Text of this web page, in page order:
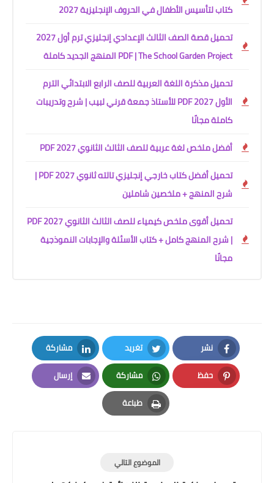
كتاب لتأسيس الأطفال في الحروف الإنجليزية 2027
تحميل قصة الصف الثالث الإعدادي إنجليزي ترم أول 2027
PDF | The School Garden Project المنهج الجديد كاملة
تحميل مذكرة اللغة العربية للصف الرابع الابتدائي الترم
الأول 2027 PDF للأستاذ جمعة قرني لبيب | شرح وتدريبات
كاملة مجانًا
أفضل ملخص لغة عربية للصف الثالث الثانوي 2027 PDF
تحميل أفضل كتاب خارجي إنجليزي تالته ثانوي 2027 PDF |
شرح المنهج + ملخصين شاملين
تحميل أقوى ملخص كيمياء للصف الثالث الثانوي 2027 PDF
| شرح المنهج كامل + كتاب الأسئلة والإجابات النموذجية
مجانًا
نشر
Facebook
تغريد
Twitter
مشاركة
LinkedIn
حفظ
Pinterest
مشاركة
Whatsapp
إرسال
Email
طباعة
Print
الموضوع التالي